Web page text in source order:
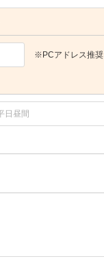
※PCアドレス推奨